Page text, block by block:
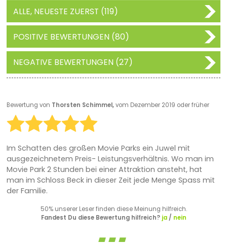
ALLE, NEUESTE ZUERST (119)
POSITIVE BEWERTUNGEN (80)
NEGATIVE BEWERTUNGEN (27)
Bewertung von Thorsten Schimmel,vom Dezember 2019 oder früher
Im Schatten des großen Movie Parks ein Juwel mit
ausgezeichnetem Preis- Leistungsverhältnis. Wo man im
Movie Park 2 Stunden bei einer Attraktion ansteht, hat
man im Schloss Beck in dieser Zeit jede Menge Spass mit
der Familie.
50% unserer Leser finden diese Meinung hilfreich.
Fandest Du diese Bewertung hilfreich? ja/ nein